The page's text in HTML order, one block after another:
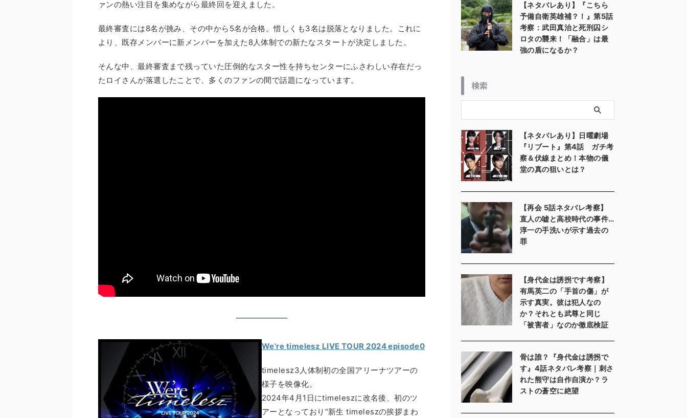
ァンの熱い注目を集めながら最終回を迎えました。
最終審査には8名が挑み、その中から5名が合格。惜しくも3名は脱落となりました。これに
より、既存メンバーに新メンバーを加えた8人体制での新たなスタートが決定しました。
そんな中、最終審査まで残っていた圧倒的なスター性を持ちセンターにふさわしい存在だっ
たロイさんが落選したことで、多くのファンの間で話題になっています。
We're timelesz LIVE TOUR 2024 episode0
timelesz3人体制初の全国アリーナツアーの
様子を映像化。
2024年4月1日にtimeleszに改名後、初のツ
アーとなっており“新生 timeleszの挨拶まわ
【ネタバレあり】『こちら
予備自衛英雄補？！』第5話
考察：武田真治と死刑囚シ
ロタの襲来！「融合」は最
強の盾になるか？
検索
【ネタバレあり】日曜劇場
『リブート』第4話 ガチ考
察＆伏線まとめ！本物の儀
堂の真の狙いとは？
【再会 5話ネタバレ考察】
直人の嘘と高校時代の事件…
淳一の手洗いが示す過去の
罪
【身代金は誘拐です考察】
有馬英二の「手首の傷」が
示す真実。彼は犯人なの
か？それとも武尊と同じ
「被害者」なのか徹底検証
骨は誰？『身代金は誘拐で
す』4話ネタバレ考察｜刺さ
れた熊守は自作自演か？ラ
ストの蒼空に絶望